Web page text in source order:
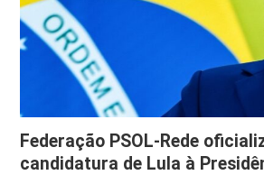
Federação PSOL-Rede
candidatura de Lula à